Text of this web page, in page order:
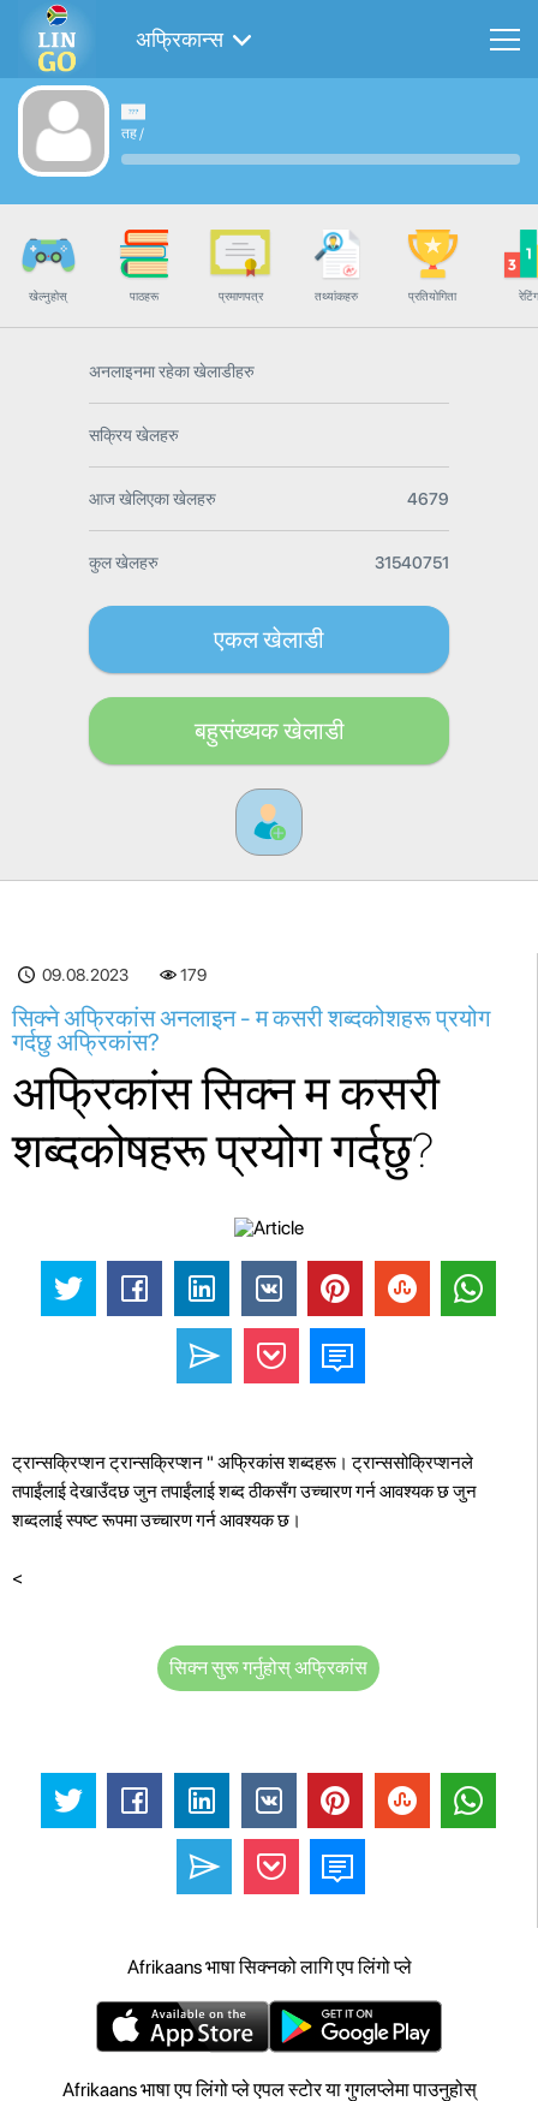
अफ्रिकान्स
तह/
खेल्नुहोस् पाठहरू प्रमाणपत्र तथ्यांकहरु प्रतियोगिता रेटिंग
अनलाइनमा रहेका खेलाडीहरु
सक्रिय खेलहरु
आज खेलिएका खेलहरु 4679
कुल खेलहरु 31540751
एकल खेलाडी
बहुसंख्यक खेलाडी
09.08.2023 179
सिक्ने अफ्रिकांस अनलाइन - म कसरी शब्दकोशहरू प्रयोग
गर्दछु अफ्रिकांस?
अफ्रिकांस सिक्न म कसरी
शब्दकोषहरू प्रयोग गर्दछु?
ट्रान्सक्रिप्शन ट्रान्सक्रिप्शन " अफ्रिकांस शब्दहरू। ट्रान्ससोक्रिप्शनले
तपाईंलाई देखाउँदछ जुन तपाईंलाई शब्द ठीकसँग उच्चारण गर्न आवश्यक छ जुन
शब्दलाई स्पष्ट रूपमा उच्चारण गर्न आवश्यक छ।
<
सिक्न सुरू गर्नुहोस् अफ्रिकांस
Afrikaans भाषा सिक्नको लागि एप लिंगो प्ले
Afrikaans भाषा एप लिंगो प्ले एपल स्टोर या गुगलप्लेमा पाउनुहोस्